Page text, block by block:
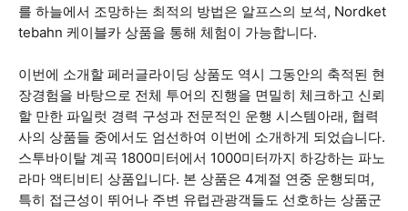
를 하늘에서 조망하는 최적의 방법은 알프스의 보석, Nordket
tebahn 케이블카 상품을 통해 체험이 가능합니다.
이번에 소개할 페러글라이딩 상품도 역시 그동안의 축적된 현
장경험을 바탕으로 전체 투어의 진행을 면밀히 체크하고 신뢰
할 만한 파일럿 경력 구성과 전문적인 운행 시스템아래, 협력
사의 상품들 중에서도 엄선하여 이번에 소개하게 되었습니다.
스투바이탈 계곡 1800미터에서 1000미터까지 하강하는 파노
라마 액티비티 상품입니다. 본 상품은 4계절 연중 운행되며,
특히 접근성이 뛰어나 주변 유럽관광객들도 선호하는 상품군